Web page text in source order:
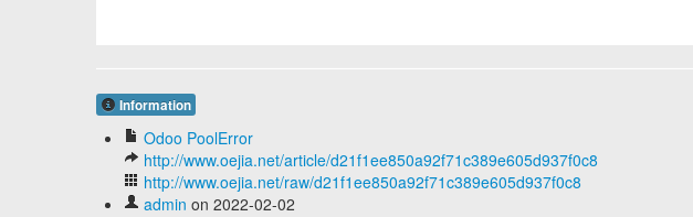
Information
Odoo PoolError
http://www.oejia.net/article/d21f1ee850a92f71c389e605d937f0c8
http://www.oejia.net/raw/d21f1ee850a92f71c389e605d937f0c8
admin on 2022-02-02